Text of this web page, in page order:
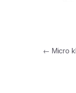
← Micro